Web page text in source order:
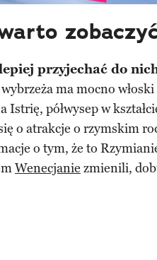
przyjechać do
ma mocno
półwysep w
o atrakcje o rzymskim
o tym, że to
Wenecjanie zmienili,